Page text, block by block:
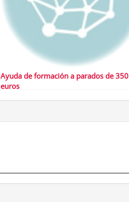
Ayuda de formación a parados de 350
euros